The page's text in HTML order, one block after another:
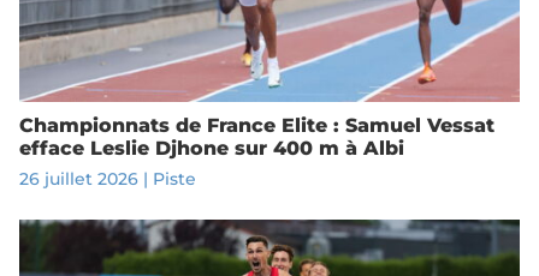
Championnats de France Elite : Samuel Vessat
efface Leslie Djhone sur 400 m à Albi
26 juillet 2026| Piste